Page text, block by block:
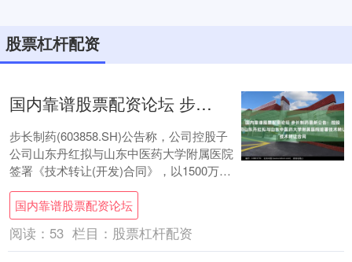
股票杠杆配资
国内靠谱股票配资论坛 步长制药最新公告：控股子公司山东丹红拟与山东中医药大学附属医院签署技术转让合同
步长制药(603858.SH)公告称，公司控股子
公司山东丹红拟与山东中医药大学附属医院
签署《技术转让(开发)合同》，以1500万元
人民币的价格受让后者拥有的中药....
国内靠谱股票配资论坛
阅读： 53 栏目： 股票杠杆配资